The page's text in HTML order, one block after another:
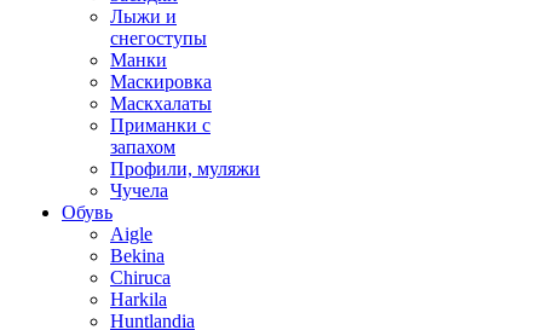
Лыжи и
снегоступы
Манки
Маскировка
Маскхалаты
Приманки с
запахом
Профили, муляжи
Чучела
Обувь
Aigle
Bekina
Chiruсa
Harkila
Huntlandia